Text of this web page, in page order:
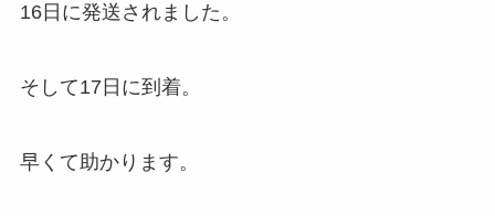
16日に発送されました。
そして17日に到着。
早くて助かります。